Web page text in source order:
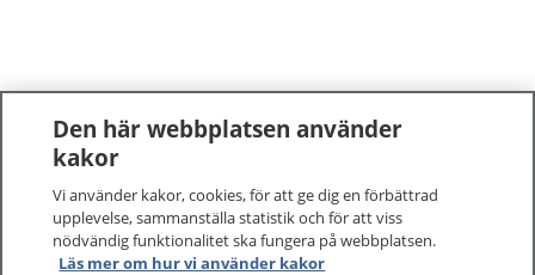
Den här webbplatsen använder
kakor
Vi använder kakor, cookies, för att ge dig en förbättrad
upplevelse, sammanställa statistik och för att viss
nödvändig funktionalitet ska fungera på webbplatsen.
Läs mer om hur vi använder kakor